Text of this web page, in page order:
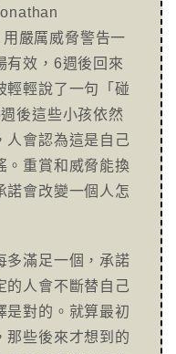
嚴厲威脅警告一
有效，6週後回來
輕輕說了一句「碰
後這些小孩依然
人會認為這是自己
。重賞和威脅能換
諾會改變一個人怎
多滿足一個，承諾
的人會不斷替自己
是對的。就算最初
那些後來才想到的